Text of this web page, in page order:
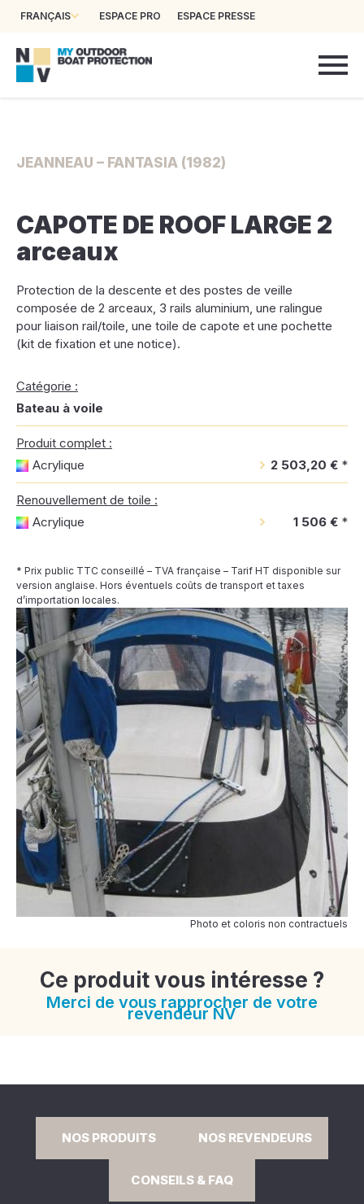
FRANÇAIS ESPACE PRO ESPACE PRESSE
JEANNEAU – FANTASIA (1982)
CAPOTE DE ROOF LARGE 2
arceaux
Protection de la descente et des postes de veille
composée de 2 arceaux, 3 rails aluminium, une ralingue
pour liaison rail/toile, une toile de capote et une pochette
(kit de fixation et une notice).
Catégorie :
Bateau à voile
Produit complet :
Acrylique
2 503,20 € *
Renouvellement de toile :
Acrylique
1 506 € *
* Prix public TTC conseillé – TVA française – Tarif HT disponible sur
version anglaise. Hors éventuels coûts de transport et taxes
d’importation locales.
Photo et coloris non contractuels
Ce produit vous intéresse ?
Merci de vous rapprocher de votre
revendeur NV
NOS PRODUITS NOS REVENDEURS
CONSEILS & FAQ